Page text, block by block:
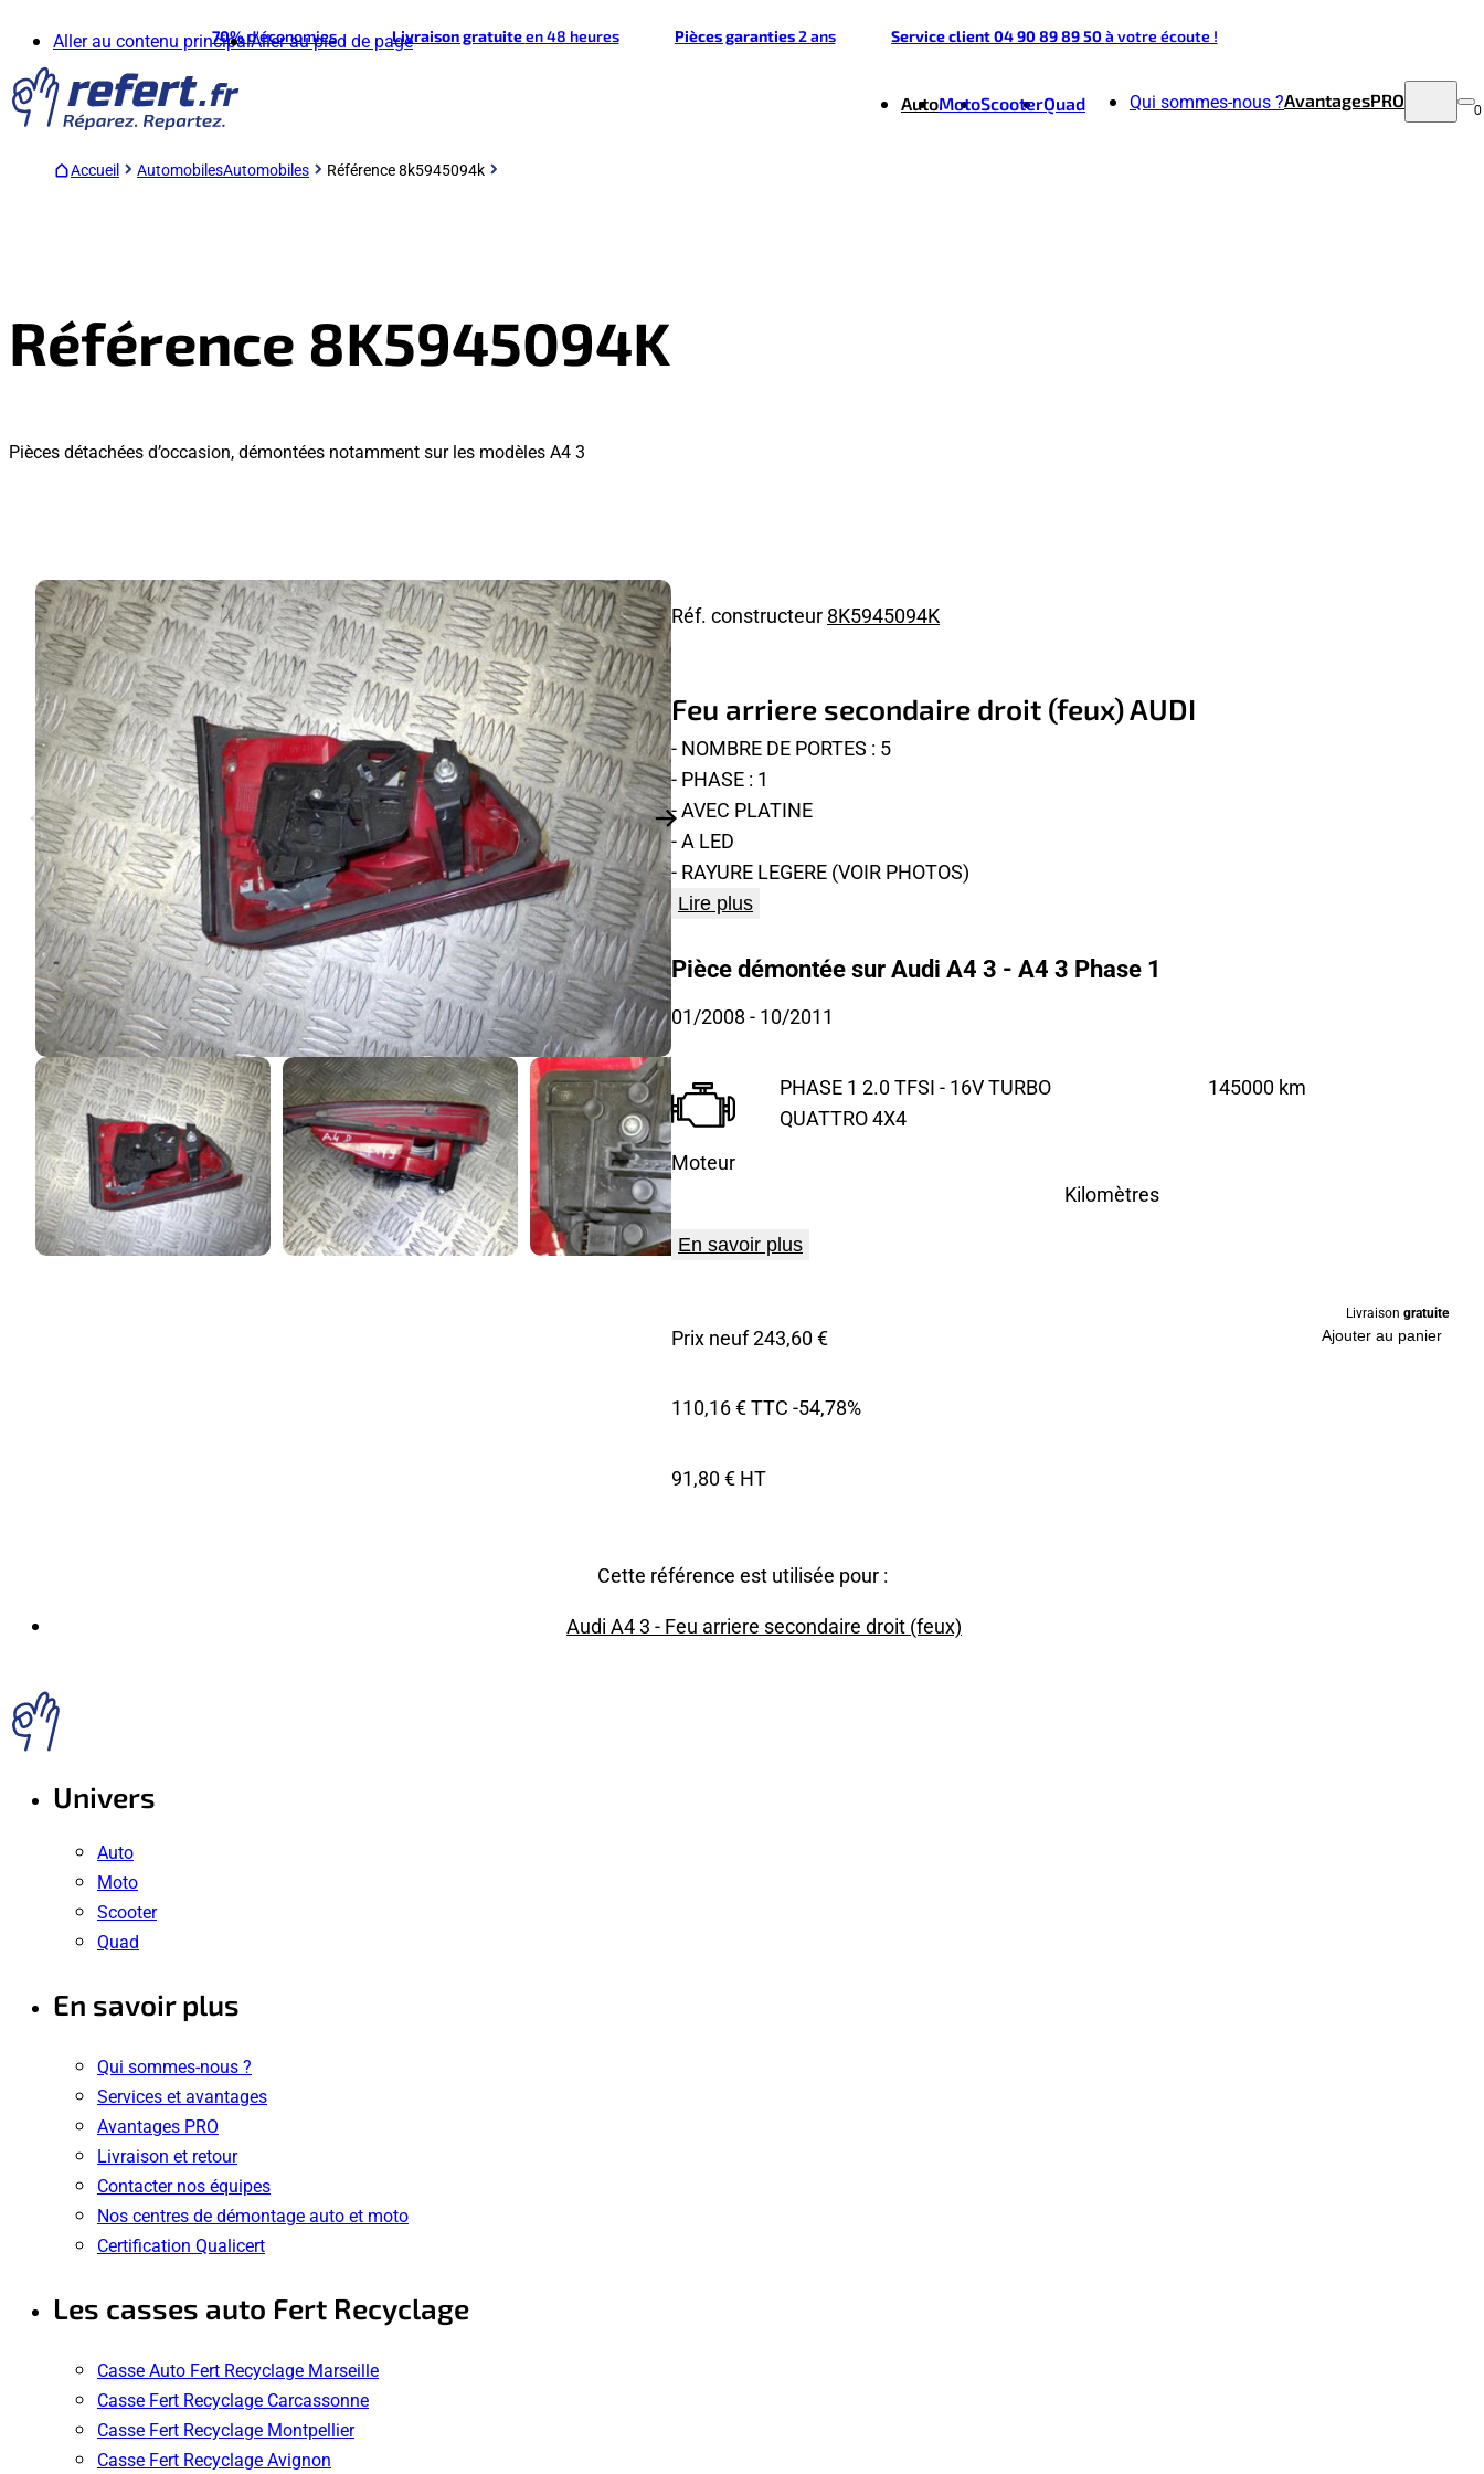
Aller au contenu principalAller au pied de page
70%d'économies Livraison gratuiteen 48 heures Pièces garanties2 ans Service client 04 90 89 89 50à votre écoute !
AutoMotoScooterQuad Qui sommes-nous ?AvantagesPRO 0
Accueil AutomobilesAutomobiles Référence 8k5945094k
Référence 8K5945094K
Pièces détachées d’occasion, démontées notamment sur les modèles A4 3
Réf. constructeur 8K5945094K
Feu arriere secondaire droit (feux) AUDI
- NOMBRE DE PORTES : 5
- PHASE : 1
- AVEC PLATINE
- A LED
- RAYURE LEGERE (VOIR PHOTOS)
Lire plus
Pièce démontée sur Audi A4 3 - A4 3 Phase 1
01/2008 - 10/2011
Moteur
PHASE 1 2.0 TFSI - 16V TURBO
QUATTRO 4X4
Kilomètres
145000 km
En savoir plus
Prix neuf 243,60 €
110,16 € TTC -54,78%
91,80 € HT
Livraison gratuite
Ajouter au panier
Cette référence est utilisée pour :
Audi A4 3 - Feu arriere secondaire droit (feux)
Univers
Auto
Moto
Scooter
Quad
En savoir plus
Qui sommes-nous ?
Services et avantages
Avantages PRO
Livraison et retour
Contacter nos équipes
Nos centres de démontage auto et moto
Certification Qualicert
Les casses auto Fert Recyclage
Casse Auto Fert Recyclage Marseille
Casse Fert Recyclage Carcassonne
Casse Fert Recyclage Montpellier
Casse Fert Recyclage Avignon